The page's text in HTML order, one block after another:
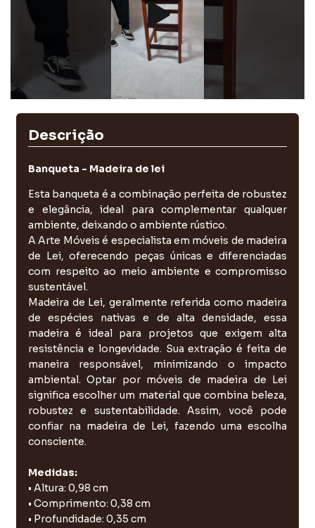
Descrição
Banqueta - Madeira de lei
Esta banqueta é a combinação perfeita de robustez
e elegância, ideal para complementar qualquer
ambiente, deixando o ambiente rústico.
A Arte Móveis é especialista em móveis de madeira
de Lei, oferecendo peças únicas e diferenciadas
com respeito ao meio ambiente e compromisso
sustentável.
Madeira de Lei, geralmente referida como madeira
de espécies nativas e de alta densidade, essa
madeira é ideal para projetos que exigem alta
resistência e longevidade. Sua extração é feita de
maneira responsável, minimizando o impacto
ambiental. Optar por móveis de madeira de Lei
significa escolher um material que combina beleza,
robustez e sustentabilidade. Assim, você pode
confiar na madeira de Lei, fazendo uma escolha
consciente.
Medidas:
• Altura: 0,98 cm
• Comprimento: 0,38 cm
• Profundidade: 0,35 cm